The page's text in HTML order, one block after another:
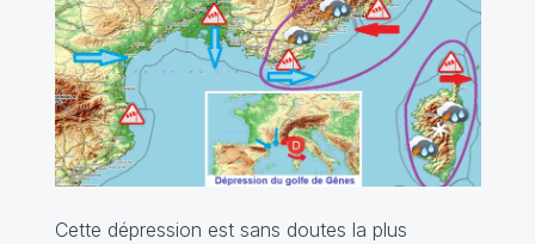
Cette dépression est sans doutes la plus